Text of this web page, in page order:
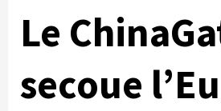
Le
secoue